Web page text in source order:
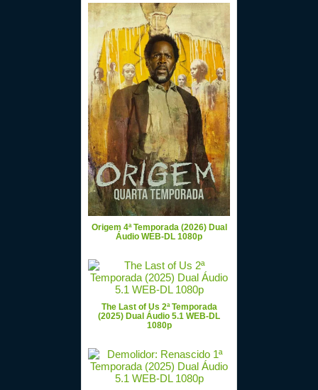
Origem 4ª Temporada (2026) Dual
Áudio WEB-DL 1080p
The Last of Us 2ª Temporada
(2025) Dual Áudio 5.1 WEB-DL
1080p